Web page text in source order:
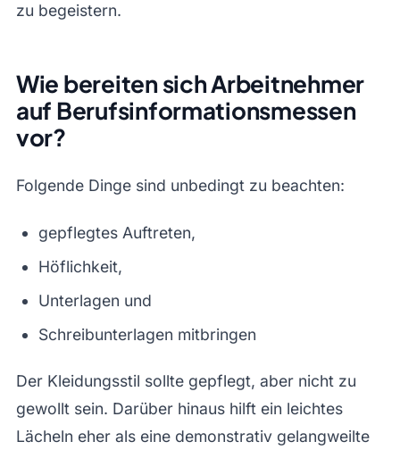
zu begeistern.
Wie bereiten sich Arbeitnehmer
auf Berufsinformationsmessen
vor?
Folgende Dinge sind unbedingt zu beachten:
gepflegtes Auftreten,
Höflichkeit,
Unterlagen und
Schreibunterlagen mitbringen
Der Kleidungsstil sollte gepflegt, aber nicht zu
gewollt sein. Darüber hinaus hilft ein leichtes
Lächeln eher als eine demonstrativ gelangweilte